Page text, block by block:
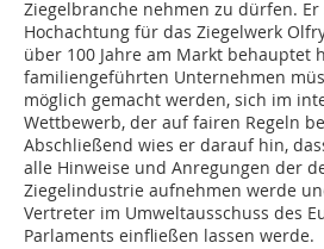
Ziegelbranche nehmen zu dürfen.
Hochachtung für das Ziegelwerk
über 100 Jahre am Markt behauptet
familiengeführten Unternehmen
möglich gemacht werden, sich im
Wettbewerb, der auf fairen Regeln
Abschließend wies er darauf hin,
alle Hinweise und Anregungen der
Ziegelindustrie aufnehmen werde
Vertreter im Umweltausschuss des
Parlaments einfließen lassen werde.